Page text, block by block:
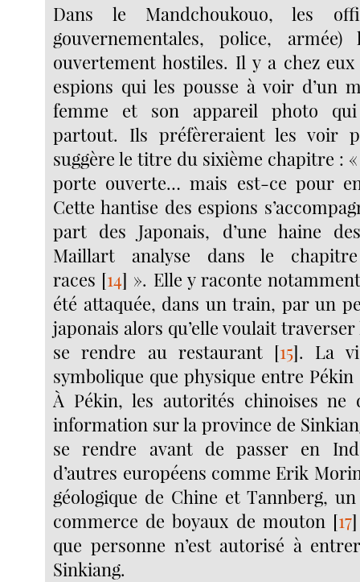
Dans le Mandchoukouo, les
gouvernementales, police,
ouvertement hostiles. Il y a chez
espions qui les pousse à voir d’un
femme et son appareil photo
partout. Ils préfèreraient les voir
suggère le titre du sixième chapitre :
porte ouverte… mais est-ce pour
Cette hantise des espions
part des Japonais, d’une haine
Maillart analyse dans le
races [14] ». Elle y raconte
été attaquée, dans un train, par un
japonais alors qu’elle voulait
se rendre au restaurant[15]. La
symbolique que physique entre
À Pékin, les autorités chinoises ne
information sur la province de
se rendre avant de passer en
d’autres européens comme Erik
géologique de Chine et Tannberg,
commerce de boyaux de mouton [17]
que personne n’est autorisé à
Sinkiang.